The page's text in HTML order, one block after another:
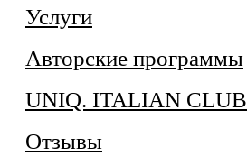
Услуги
Авторские программы
UNIQ. ITALIAN CLUB
Отзывы